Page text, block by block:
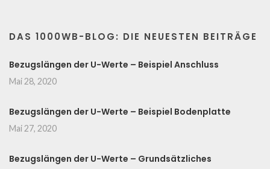
DAS 1000WB-BLOG: DIE NEUESTEN BEITRÄGE
Bezugslängen der U-Werte – Beispiel Anschluss
Mai 28, 2020
Bezugslängen der U-Werte – Beispiel Bodenplatte
Mai 27, 2020
Bezugslängen der U-Werte – Grundsätzliches